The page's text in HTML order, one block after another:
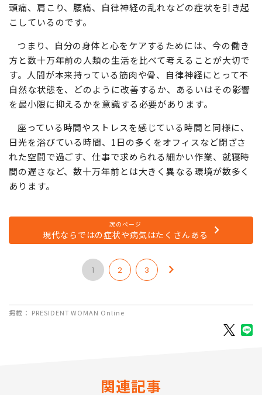
できるようにはなっていません。
こうした現代の環境と合わない身体や脳神経の働きが、
頭痛、肩こり、腰痛、自律神経の乱れなどの症状を引き起
こしているのです。
つまり、自分の身体と心をケアするためには、今の働き
方と数十万年前の人類の生活を比べて考えることが大切で
す。人間が本来持っている筋肉や骨、自律神経にとって不
自然な状態を、どのように改善するか、あるいはその影響
を最小限に抑えるかを意識する必要があります。
座っている時間やストレスを感じている時間と同様に、
日光を浴びている時間、1日の多くをオフィスなど閉ざさ
れた空間で過ごす、仕事で求められる細かい作業、就寝時
次のページ
現代ならではの症状や病気はたくさんある